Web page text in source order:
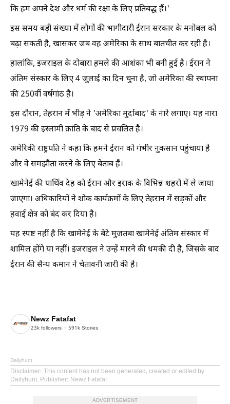
कि हम अपने देश और धर्म की रक्षा के लिए प्रतिबद्ध हैं।'
इस समय बड़ी संख्या में लोगों की भागीदारी ईरान सरकार के मनोबल को
बढ़ा सकती है, खासकर जब वह अमेरिका के साथ बातचीत कर रही है।
हालांकि, इजराइल के दोबारा हमले की आशंका भी बनी हुई है। ईरान ने
अंतिम संस्कार के लिए 4 जुलाई का दिन चुना है, जो अमेरिका की स्थापना
की 250वीं वर्षगांठ है।
इस दौरान, तेहरान में भीड़ ने 'अमेरिका मुर्दाबाद' के नारे लगाए। यह नारा
1979 की इस्लामी क्रांति के बाद से प्रचलित है।
अमेरिकी राष्ट्रपति ने कहा कि हमने ईरान को गंभीर नुकसान पहुंचाया है
और वे समझौता करने के लिए बेताब हैं।
खामेनेई की पार्थिव देह को ईरान और इराक के विभिन्न शहरों में ले जाया
जाएगा। अधिकारियों ने शोक कार्यक्रमों के लिए तेहरान में सड़कों और
हवाई क्षेत्र को बंद कर दिया है।
यह स्पष्ट नहीं है कि खामेनेई के बेटे मुजतबा खामेनेई अंतिम संस्कार में
शामिल होंगे या नहीं। इजराइल ने उन्हें मारने की धमकी दी है, जिसके बाद
ईरान की सैन्य कमान ने चेतावनी जारी की है।
Newz Fatafat
23k followers 591k Stories
Dailyhunt
Disclaimer: This content has not been generated, created or edited by
Dailyhunt. Publisher: Newz Fatafat
ADVERTISEMENT